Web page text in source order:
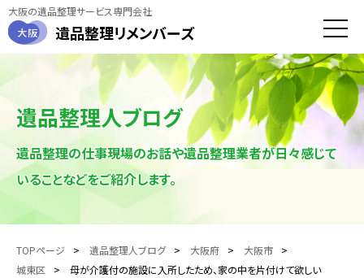
大阪の遺品整理サービス専門会社
大阪
遺品整理リメンバーズ
toggle
遺品整理人ブログ
遺品整理の仕事現場のお話や遺品整理業者が日々感じて
いることなどをご紹介します。
TOPページ 遺品整理人ブログ 大阪府
大阪市
城東区
母が介護付の施設に入所したため、家の中を片付けて欲しい